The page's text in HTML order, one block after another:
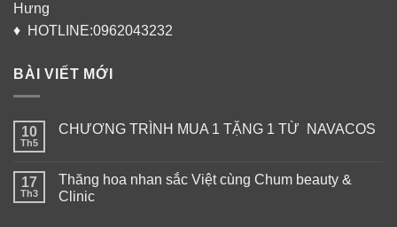
Hưng
♦ HOTLINE:0962043232
BÀI VIẾT MỚI
10
Th5
CHƯƠNG TRÌNH MUA 1 TẶNG 1 TỪ NAVACOS
17
Th3
Thăng hoa nhan sắc Việt cùng Chum beauty &
Clinic